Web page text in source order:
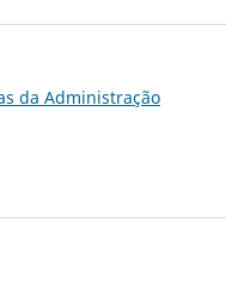
da Administração